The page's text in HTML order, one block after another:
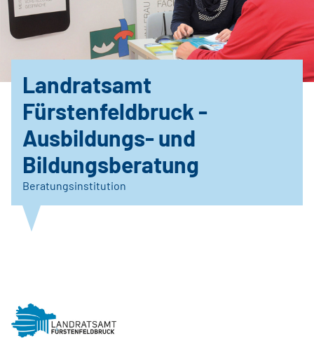
Landratsamt
Fürstenfeldbruck -
Ausbildungs- und
Bildungsberatung
Beratungsinstitution